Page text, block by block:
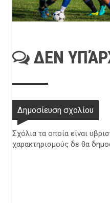
ΔΕΝ
Δημοσίευση σχολίου
Σχόλια τα οποία είναι
χαρακτηρισμούς δε θα